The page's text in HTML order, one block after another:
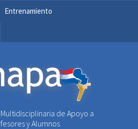
Entrenamiento
de Apoyo a
y Alumnos